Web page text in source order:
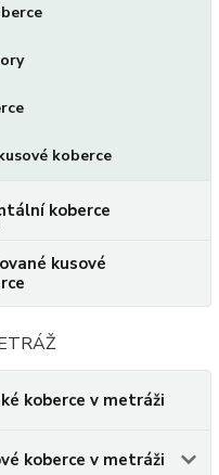
koberce
koberce
kusové
koberce v metráži
koberce v metráži